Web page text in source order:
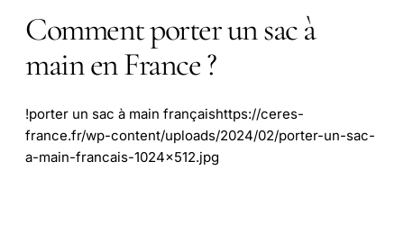
Comment porter un sac à
main en France ?
!porter un sac à main françaishttps://ceres-
france.fr/wp-content/uploads/2024/02/porter-un-sac-
a-main-francais-1024x512.jpg